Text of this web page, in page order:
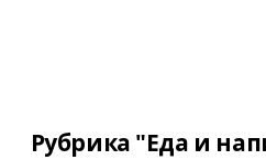
Рубрика "Еда и